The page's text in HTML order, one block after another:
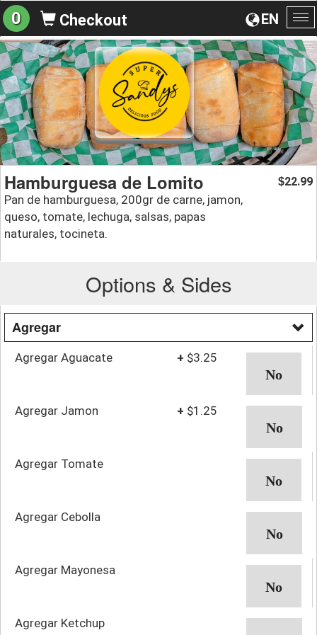
EN
0 Checkout
Hamburguesa de Lomito
Pan de hamburguesa, 200gr de carne, jamon,
queso, tomate, lechuga, salsas, papas
naturales, tocineta.
$22.99
Options & Sides
Agregar
Agregar Aguacate + $3.25
Agregar Jamon + $1.25
Agregar Tomate
Agregar Cebolla
Agregar Mayonesa
Agregar Ketchup